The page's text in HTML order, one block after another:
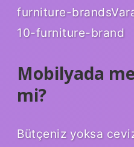
furniture-
10-furniture-brand
Mobilyada
mi?
Bütçeniz yoksa